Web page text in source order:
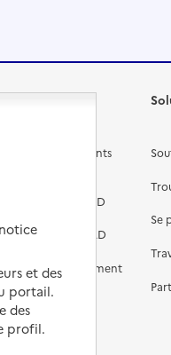
établissements
l'entrée en EHPAD
en EHPAD
accompagnement
les prix en
Se
et des
portail.
des
profil.